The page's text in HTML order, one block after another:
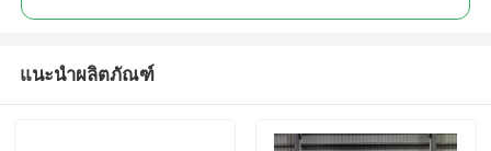
แนะนำผลิตภัณฑ์